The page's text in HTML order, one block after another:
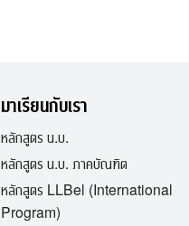
มาเรียนกับเรา
หลักสูตร น.บ.
หลักสูตร น.บ. ภาคบัณฑิต
หลักสูตร LLBel (International
Program)